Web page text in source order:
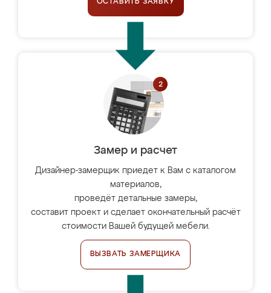
ОСТАВИТЬ ЗАЯВКУ
Замер и расчет
Дизайнер-замерщик приедет к Вам с каталогом
материалов,
проведёт детальные замеры,
составит проект и сделает окончательный расчёт
стоимости Вашей будущей мебели.
ВЫЗВАТЬ ЗАМЕРЩИКА